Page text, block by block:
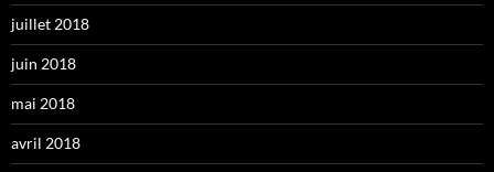
juillet 2018
juin 2018
mai 2018
avril 2018